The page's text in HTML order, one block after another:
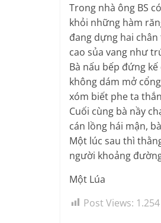
Trong nhà ông BS
khỏi những hàm
đang dựng hai
cao sủa vang như
Bà nấu bếp đứng
không dám mở
xóm biết phe ta
Cuối cùng bà nầy
cán lồng hái mận,
Một lúc sau thì
người khoảng
Một Lúa
Post Views: 1.254